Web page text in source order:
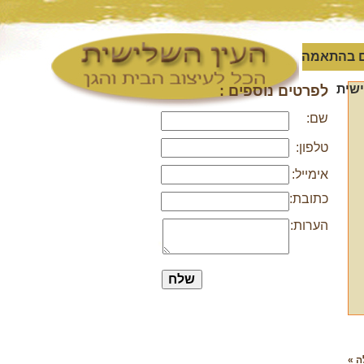
בהתאמה
לפרטים נוספים :
שם:
טלפון:
אימייל:
כתובת:
הערות:
»